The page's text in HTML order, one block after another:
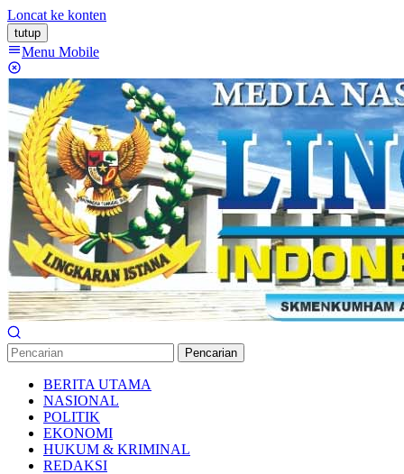
Loncat ke konten
tutup
Menu Mobile
Pencarian
BERITA UTAMA
NASIONAL
POLITIK
EKONOMI
HUKUM & KRIMINAL
REDAKSI